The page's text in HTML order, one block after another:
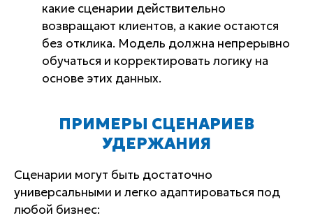
какие сценарии действительно
возвращают клиентов, а какие остаются
без отклика. Модель должна непрерывно
обучаться и корректировать логику на
основе этих данных.
ПРИМЕРЫ СЦЕНАРИЕВ
УДЕРЖАНИЯ
Сценарии могут быть достаточно
универсальными и легко адаптироваться под
любой бизнес: